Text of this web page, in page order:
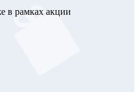
в рамках акции